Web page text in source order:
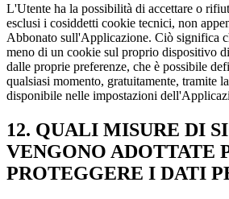
L'Utente ha la possibilità di accettare o
esclusi i cosiddetti cookie tecnici, non
Abbonato sull'Applicazione. Ciò significa
meno di un cookie sul proprio dispositivo
dalle proprie preferenze, che è possibile
qualsiasi momento, gratuitamente, tramite
disponibile nelle impostazioni
12. QUALI MISURE DI
VENGONO ADOTTATE
PROTEGGERE I DATI